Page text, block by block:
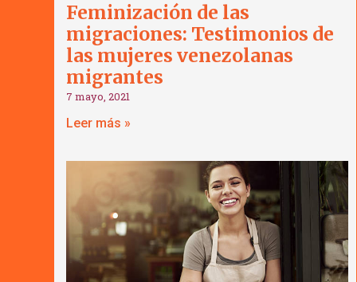
Feminización de las
migraciones: Testimonios de
las mujeres venezolanas
migrantes
7 mayo, 2021
Leer más »